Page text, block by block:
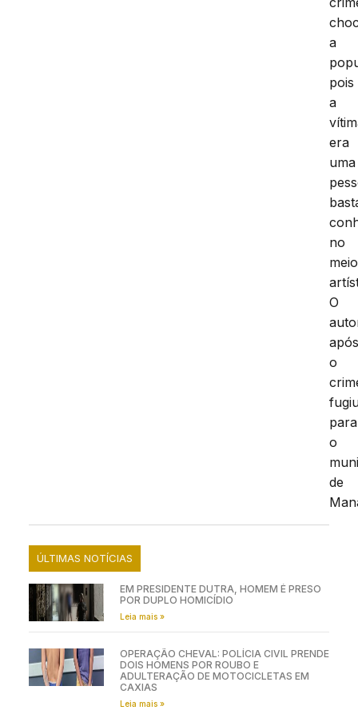
a
pois
a
era
uma
no
meio
O
o
para
o
de
ÚLTIMAS NOTÍCIAS
EM PRESIDENTE DUTRA, HOMEM É PRESO
POR DUPLO HOMICÍDIO
Leia mais »
OPERAÇÃO CHEVAL: POLÍCIA CIVIL PRENDE
DOIS HOMENS POR ROUBO E
ADULTERAÇÃO DE MOTOCICLETAS EM
CAXIAS
Leia mais »